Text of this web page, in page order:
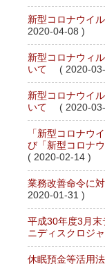
新型コロナウイ
2020-04-08 )
新型コロナウィ
いて
( 2020-
新型コロナウイ
いて
( 2020-
「新型コロナウ
び「新型コロナ
( 2020-02-14 )
業務改善命令に
2020-01-31 )
平成30年度3月末
ニディスクロジ
休眠預金等活用